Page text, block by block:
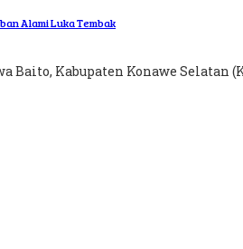
Alami Luka Tembak
Kabupaten Konawe Selatan